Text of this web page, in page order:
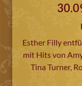
Esther Filly
mit Hits von
Tina Turner,